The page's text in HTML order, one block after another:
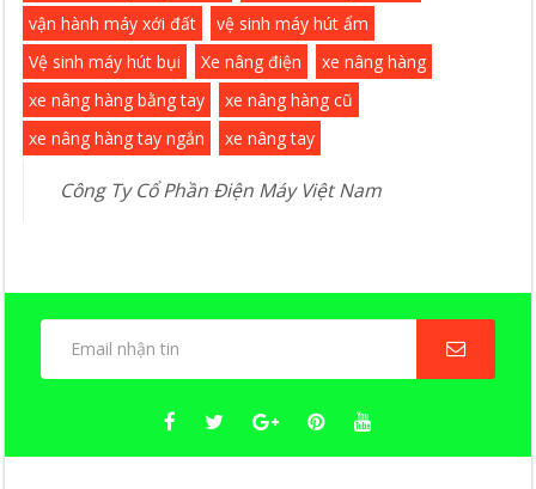
vận hành máy xới đất
vệ sinh máy hút ẩm
Vệ sinh máy hút bụi
Xe nâng điện
xe nâng hàng
xe nâng hàng bằng tay
xe nâng hàng cũ
xe nâng hàng tay ngắn
xe nâng tay
ĐIỆN MÁY VIỆT NAM - UY TÍN - GIÁ RẺ - CHẤT LƯỢNG